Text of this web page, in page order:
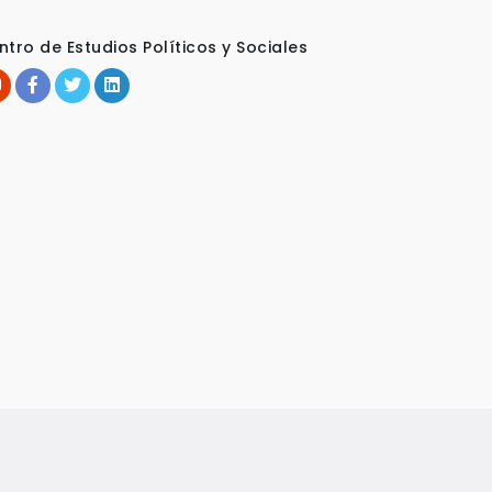
de Estudios Políticos y Sociales